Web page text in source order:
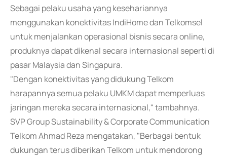
Sebagai pelaku usaha yang kesehariannya
menggunakan konektivitas IndiHome dan Telkomsel
untuk menjalankan operasional bisnis secara online,
produknya dapat dikenal secara internasional seperti di
pasar Malaysia dan Singapura.
"Dengan konektivitas yang didukung Telkom
harapannya semua pelaku UMKM dapat memperluas
jaringan mereka secara internasional," tambahnya.
SVP Group Sustainability & Corporate Communication
Telkom Ahmad Reza mengatakan, "Berbagai bentuk
dukungan terus diberikan Telkom untuk mendorong